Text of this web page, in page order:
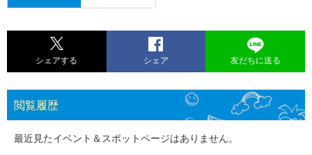
シェアする シェア 友だちに送る
閲覧履歴
最近見たイベント＆スポットページはありません。